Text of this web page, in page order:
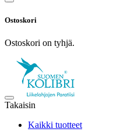
Ostoskori
Ostoskori on tyhjä.
Takaisin
Kaikki tuotteet